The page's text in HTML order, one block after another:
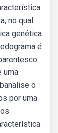
no qual
genética
é
uma
o
por uma